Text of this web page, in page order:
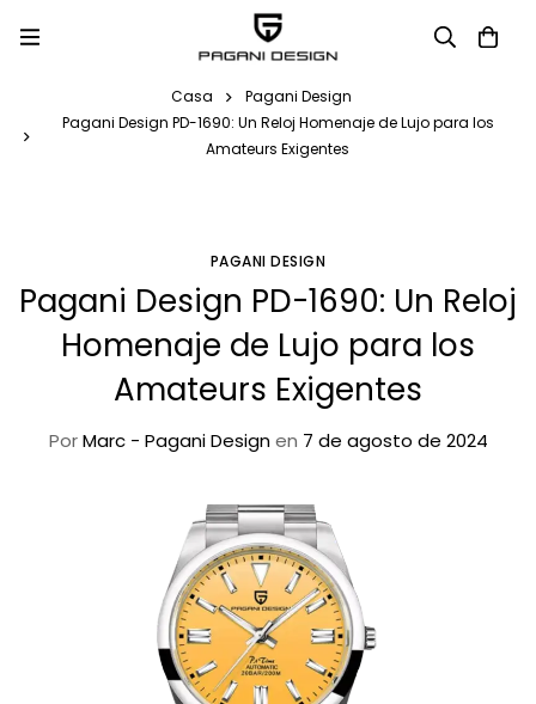
Casa
Pagani Design
Pagani Design PD-1690: Un Reloj Homenaje de Lujo para los
Amateurs Exigentes
PAGANI DESIGN
Pagani Design PD-1690: Un Reloj
Homenaje de Lujo para los
Amateurs Exigentes
PorMarc - Pagani Design en 7 de agosto de 2024